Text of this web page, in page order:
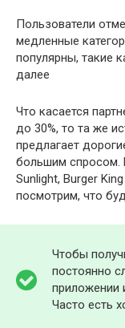
Пользователи
медленные
популярны, такие
далее
Что касается
до 30%, то та же
предлагает
большим спросом.
Sunlight, Burger
посмотрим, что
Чтобы
постоянно
приложении
Часто есть